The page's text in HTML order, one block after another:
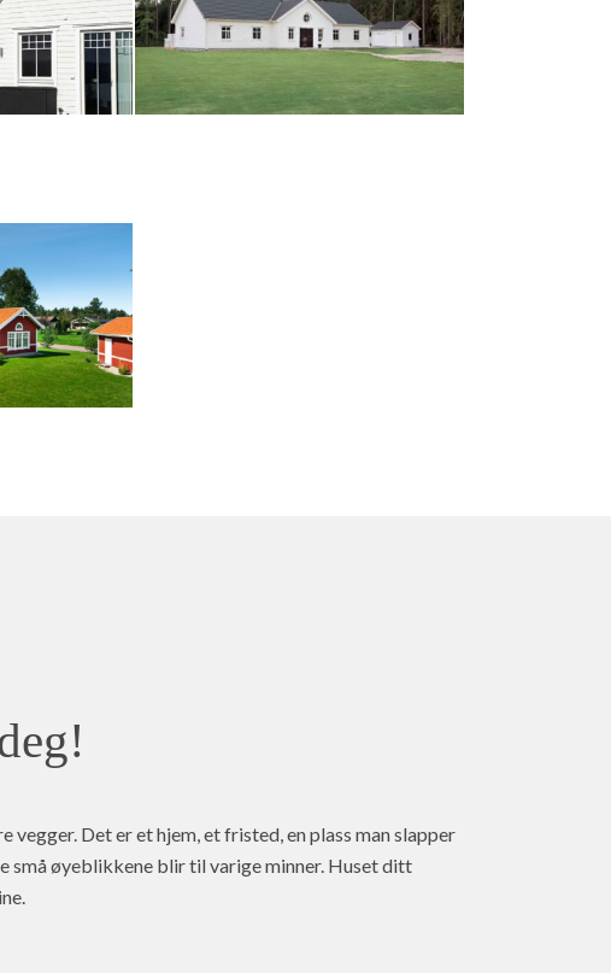
vegger. Det er et hjem, et fristed, en plass man slapper
små øyeblikkene blir til varige minner. Huset ditt